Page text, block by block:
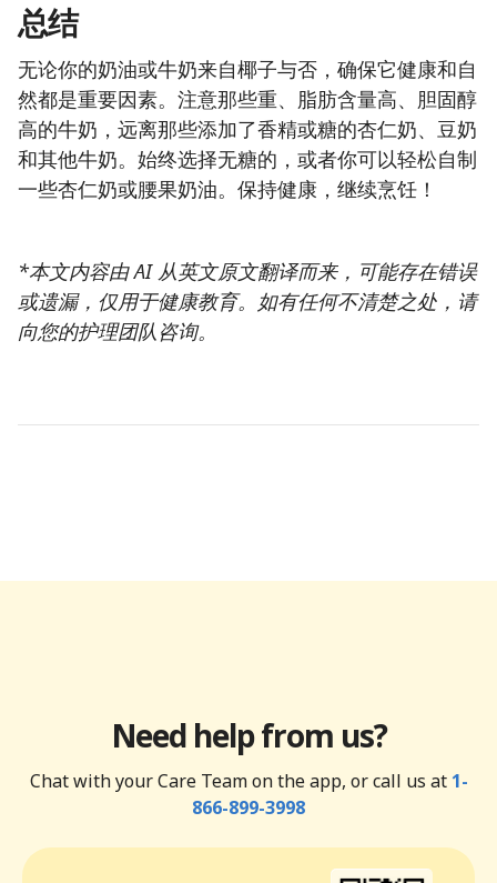
总结
无论你的奶油或牛奶来自椰子与否，确保它健康和自
然都是重要因素。注意那些重、脂肪含量高、胆固醇
高的牛奶，远离那些添加了香精或糖的杏仁奶、豆奶
和其他牛奶。始终选择无糖的，或者你可以轻松自制
一些杏仁奶或腰果奶油。保持健康，继续烹饪！
*本文内容由 AI 从英文原文翻译而来，可能存在错误
或遗漏，仅用于健康教育。如有任何不清楚之处，请
向您的护理团队咨询。
Need help from us?
Chat with your Care Team on the app, or call us at 1-
866-899-3998